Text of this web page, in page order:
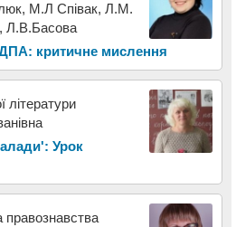
М.Л Співак, Л.М.
Л.В.Басова
ДПА: критичне мислення
літератури
Урок
правознавства